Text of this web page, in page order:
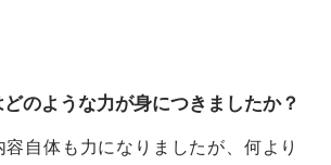
のような力が身につきましたか？
容自体も力になりましたが、何より